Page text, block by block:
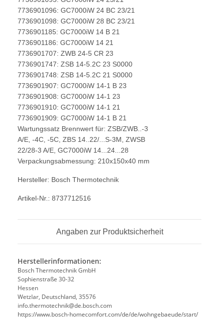
7736901096: GC7000iW 24 BC 23/21
7736901098: GC7000iW 28 BC 23/21
7736901185: GC7000iW 14 B 21
7736901186: GC7000iW 14 21
7736901707: ZWB 24-5 CR 23
7736901747: ZSB 14-5.2C 23 S0000
7736901748: ZSB 14-5.2C 21 S0000
7736901907: GC7000iW 14-1 B 23
7736901908: GC7000iW 14-1 23
7736901910: GC7000iW 14-1 21
7736901909: GC7000iW 14-1 B 21
Wartungssatz Brennwert für: ZSB/ZWB..-3
A/E, -4C, -5C, ZBS 14..22/...S-3M, ZWSB
22/28-3 A/E, GC7000iW 14...24...28
Verpackungsabmessung: 210x150x40 mm
Hersteller: Bosch Thermotechnik
Artikel-Nr.: 8737712516
Angaben zur Produktsicherheit
Herstellerinformationen:
Bosch Thermotechnik GmbH
Sophienstraße 30-32
Hessen
Wetzlar, Deutschland, 35576
info.thermotechnik@de.bosch.com
https://www.bosch-homecomfort.com/de/de/wohngebaeude/start/